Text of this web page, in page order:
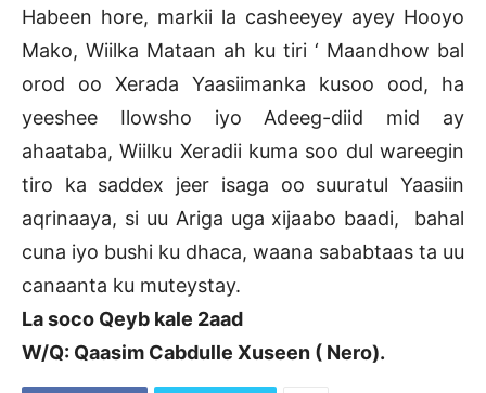
Habeen hore, markii la casheeyey ayey Hooyo
Mako, Wiilka Mataan ah ku tiri ‘ Maandhow bal
orod oo Xerada Yaasiimanka kusoo ood, ha
yeeshee Ilowsho iyo Adeeg-diid mid ay
ahaataba, Wiilku Xeradii kuma soo dul wareegin
tiro ka saddex jeer isaga oo suuratul Yaasiin
aqrinaaya, si uu Ariga uga xijaabo baadi, bahal
cuna iyo bushi ku dhaca, waana sababtaas ta uu
canaanta ku muteystay.
La soco Qeyb kale 2aad
W/Q: Qaasim Cabdulle Xuseen ( Nero).